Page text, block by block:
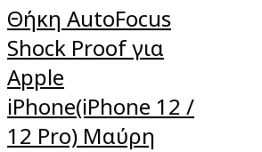
Θήκη AutoFocus
Shock Proof για
Apple
iPhone(iPhone 12 /
12 Pro) Μαύρη